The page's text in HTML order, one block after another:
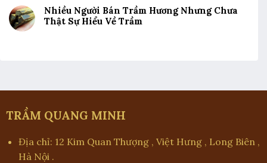
Nhiều Người Bán Trầm Hương Nhưng Chưa
Thật Sự Hiểu Về Trầm
TRẦM QUANG MINH
Địa chỉ: 12 Kim Quan Thượng , Việt Hưng , Long Biên ,
Hà Nội .